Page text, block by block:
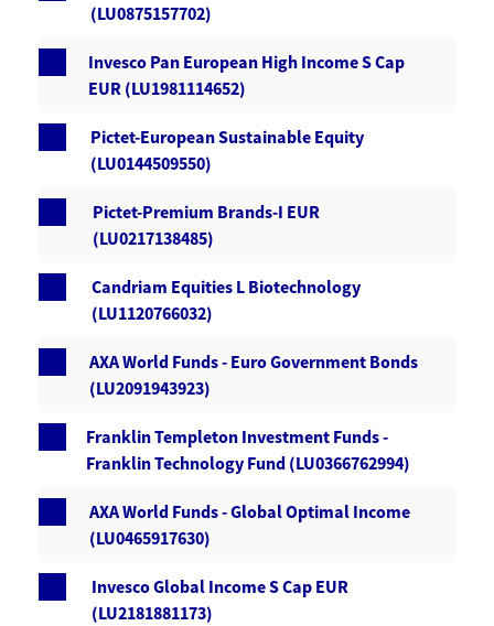
(LU0875157702)
Invesco Pan European High Income S Cap
EUR (LU1981114652)
Pictet-European Sustainable Equity
(LU0144509550)
Pictet-Premium Brands-I EUR
(LU0217138485)
Candriam Equities L Biotechnology
(LU1120766032)
AXA World Funds - Euro Government Bonds
(LU2091943923)
Franklin Templeton Investment Funds -
Franklin Technology Fund (LU0366762994)
AXA World Funds - Global Optimal Income
(LU0465917630)
Invesco Global Income S Cap EUR
(LU2181881173)